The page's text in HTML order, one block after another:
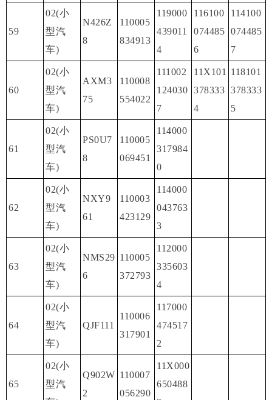
59
02(小
型汽
车)
N426Z
8
110005
834913
119000
439011
4
116100
074485
6
114100
074485
7
60
02(小
型汽
车)
AXM3
75
110008
554022
111002
124030
7
11X101
378333
4
118101
378333
5
61
02(小
型汽
车)
PS0U7
8
110005
069451
114000
317984
0
62
02(小
型汽
车)
NXY9
61
110003
423129
114000
043763
3
63
02(小
型汽
车)
NMS29
6
110005
372793
112000
335603
4
64
02(小
型汽
车)
QJF111
110006
317901
117000
474517
2
65
02(小
型汽
Q902W
2
110007
056290
11X000
650488